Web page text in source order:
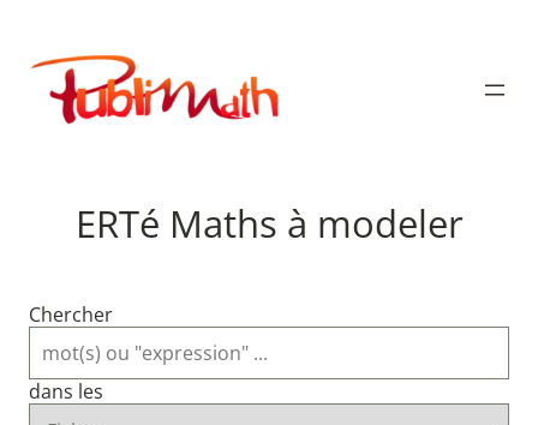
contenu
Publimath
ERTé Maths à modeler
Chercher
dans les